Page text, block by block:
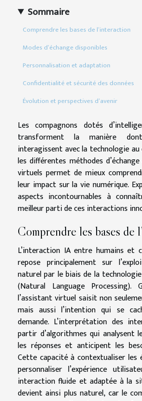
Sommaire
Comprendre les bases de l’interaction
Modes d’échange disponibles
Personnalisation et adaptation
Confidentialité et sécurité des données
Évolution et perspectives d’avenir
Les compagnons dotés
transforment la manière
interagissent avec la technologie
les différentes méthodes
virtuels permet de mieux
leur impact sur la vie numérique.
aspects incontournables à
meilleur parti de ces interactions
Comprendre les bases de
L’interaction IA entre humains et
repose principalement sur
naturel par le biais de la
(Natural Language
l’assistant virtuel saisit non
mais aussi l’intention qui se
demande. L’interprétation des
partir d’algorithmes qui analysent
les réponses et anticipent les
Cette capacité à contextualiser les
personnaliser l’expérience
interaction fluide et adaptée à la
devient ainsi plus naturel, car le